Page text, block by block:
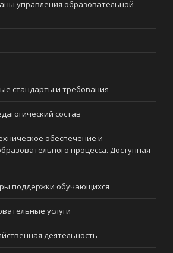
управления образовательной
стандарты и требования
состав
обеспечение и
процесса. Доступная
поддержки обучающихся
услуги
деятельность